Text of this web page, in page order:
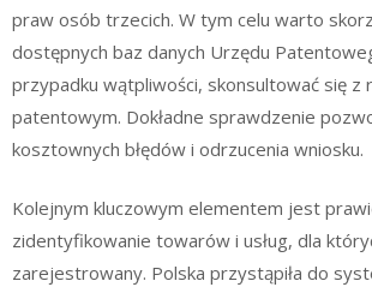
praw osób trzecich. W tym celu warto
dostępnych baz danych Urzędu
przypadku wątpliwości, skonsultować się z
patentowym. Dokładne sprawdzenie
kosztownych błędów i odrzucenia wniosku.
Kolejnym kluczowym elementem jest
zidentyfikowanie towarów i usług, dla
zarejestrowany. Polska przystąpiła do